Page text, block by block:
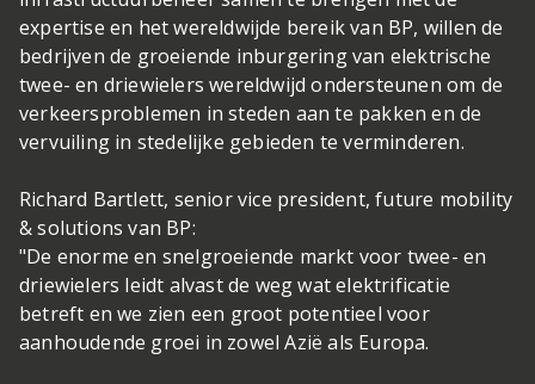
expertise en het wereldwijde bereik van BP, willen de
bedrijven de groeiende inburgering van elektrische
twee- en driewielers wereldwijd ondersteunen om de
verkeersproblemen in steden aan te pakken en de
vervuiling in stedelijke gebieden te verminderen.
Richard Bartlett, senior vice president, future mobility
& solutions van BP:
"De enorme en snelgroeiende markt voor twee- en
driewielers leidt alvast de weg wat elektrificatie
betreft en we zien een groot potentieel voor
aanhoudende groei in zowel Azië als Europa.